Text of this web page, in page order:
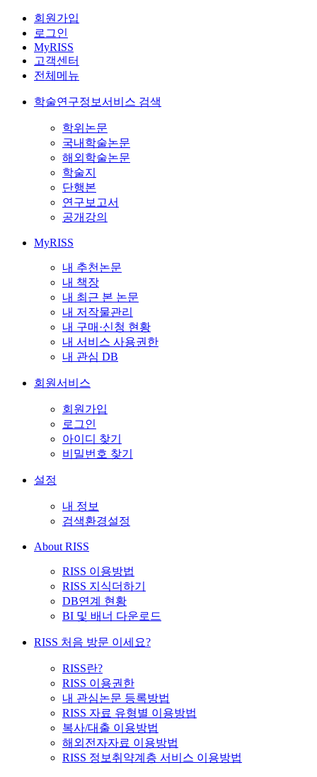
회원가입
로그인
MyRISS
고객센터
전체메뉴
학술연구정보서비스 검색
학위논문
국내학술논문
해외학술논문
학술지
단행본
연구보고서
공개강의
MyRISS
내 추천논문
내 책장
내 최근 본 논문
내 저작물관리
내 구매·신청 현황
내 서비스 사용권한
내 관심 DB
회원서비스
회원가입
로그인
아이디 찾기
비밀번호 찾기
설정
내 정보
검색환경설정
About RISS
RISS 이용방법
RISS 지식더하기
DB연계 현황
BI 및 배너 다운로드
RISS 처음 방문 이세요?
RISS란?
RISS 이용권한
내 관심논문 등록방법
RISS 자료 유형별 이용방법
복사/대출 이용방법
해외전자자료 이용방법
RISS 정보취약계층 서비스 이용방법